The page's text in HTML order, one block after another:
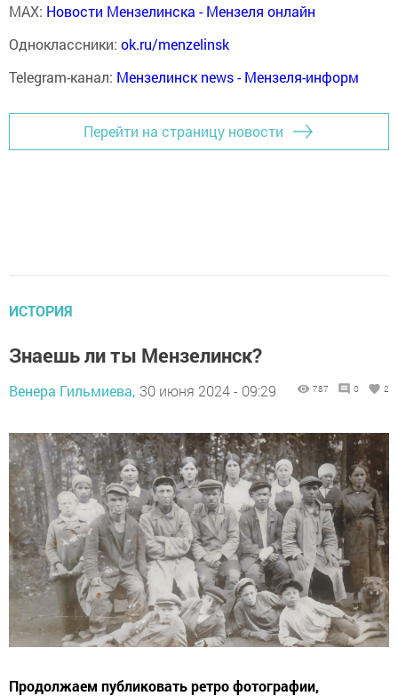
MAX: Новости Мензелинска - Мензеля онлайн
Одноклассники: ok.ru/menzelinsk
Telegram-канал: Мензелинск news - Мензеля-информ
Перейти на страницу новости
ИСТОРИЯ
Знаешь ли ты Мензелинск?
Венера Гильмиева, 30 июня 2024 - 09:29 787 0 2
Продолжаем публиковать ретро фотографии,